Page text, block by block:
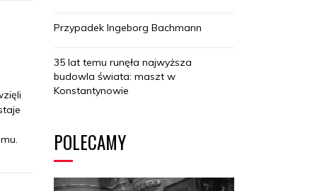
Przypadek Ingeborg Bachmann
35 lat temu runęła najwyższa
budowla świata: maszt w
Konstantynowie
POLECAMY